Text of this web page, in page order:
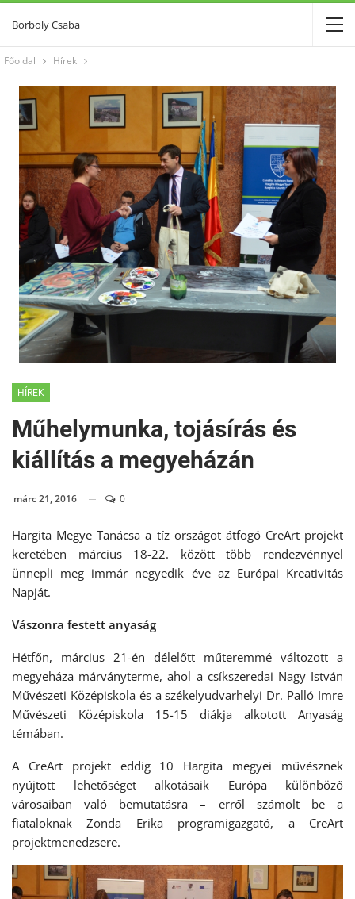
Borboly Csaba
Főoldal Hírek
HÍREK
Műhelymunka, tojásírás és
kiállítás a megyeházán
márc 21, 2016 0
Hargita Megye Tanácsa a tíz országot átfogó CreArt projekt
keretében március 18-22. között több rendezvénnyel
ünnepli meg immár negyedik éve az Európai Kreativitás
Napját.
Vászonra festett anyaság
Hétfőn, március 21-én délelőtt műteremmé változott a
megyeháza márványterme, ahol a csíkszeredai Nagy István
Művészeti Középiskola és a székelyudvarhelyi Dr. Palló Imre
Művészeti Középiskola 15-15 diákja alkotott Anyaság
témában.
A CreArt projekt eddig 10 Hargita megyei művésznek
nyújtott lehetőséget alkotásaik Európa különböző
városaiban való bemutatásra – erről számolt be a
fiataloknak Zonda Erika programigazgató, a CreArt
projektmenedzsere.